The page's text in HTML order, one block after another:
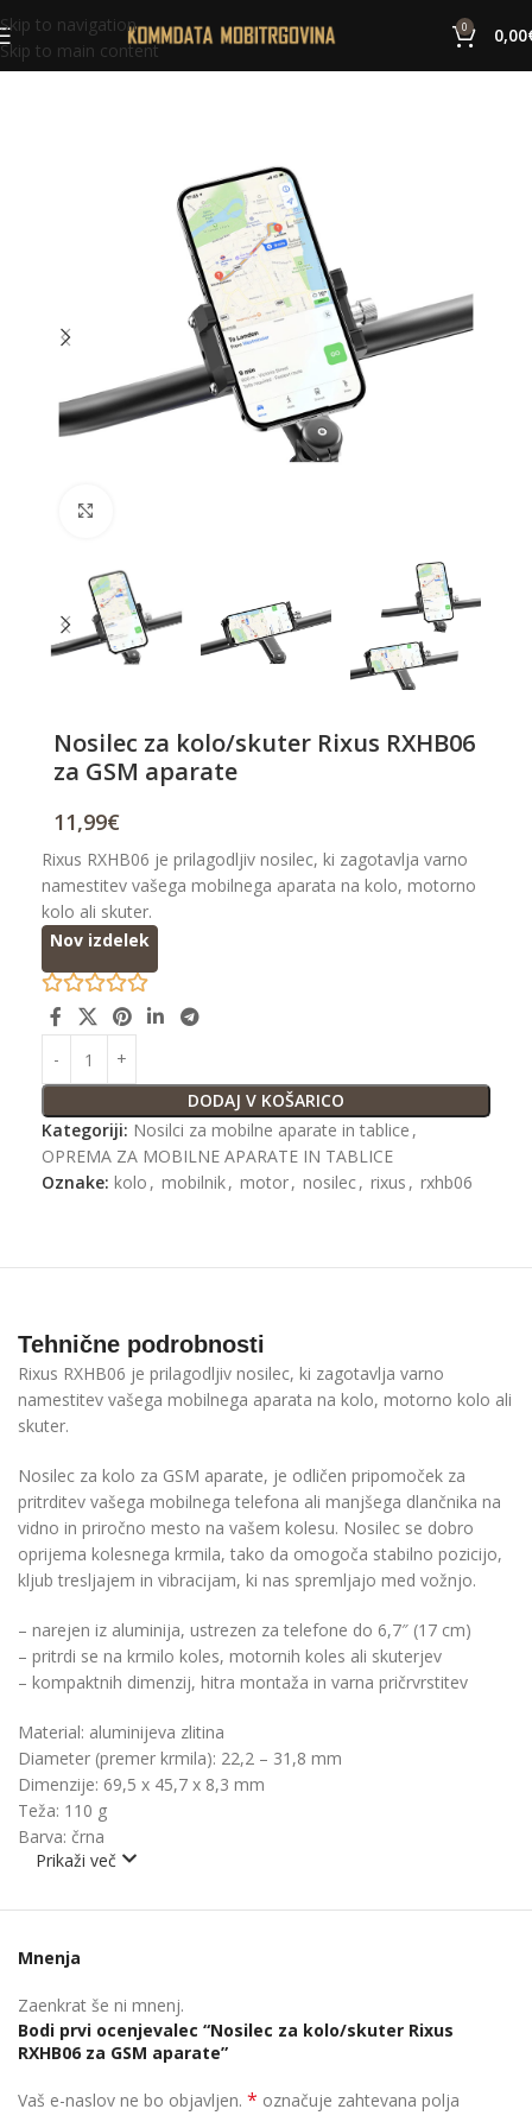
Skip to navigation
Skip to main content
0 0,00
Nosilec za kolo/skuter Rixus RXHB06
za GSM aparate
11,99€
Rixus RXHB06 je prilagodljiv nosilec, ki zagotavlja varno
namestitev vašega mobilnega aparata na kolo, motorno
kolo ali skuter.
DODAJ V KOŠARICO
Nov izdelek
Kategoriji: Nosilci za mobilne aparate in tablice ,
OPREMA ZA MOBILNE APARATE IN TABLICE
Oznake: kolo , mobilnik, motor, nosilec, rixus , rxhb06
Tehnične podrobnosti
Rixus RXHB06 je prilagodljiv nosilec, ki zagotavlja varno
namestitev vašega mobilnega aparata na kolo, motorno kolo ali
skuter.
Nosilec za kolo za GSM aparate, je odličen pripomoček za
pritrditev vašega mobilnega telefona ali manjšega dlančnika na
vidno in priročno mesto na vašem kolesu. Nosilec se dobro
oprijema kolesnega krmila, tako da omogoča stabilno pozicijo,
kljub tresljajem in vibracijam, ki nas spremljajo med vožnjo.
– narejen iz aluminija, ustrezen za telefone do 6,7″ (17 cm)
– pritrdi se na krmilo koles, motornih koles ali skuterjev
– kompaktnih dimenzij, hitra montaža in varna pričrvrstitev
Material: aluminijeva zlitina
Diameter (premer krmila): 22,2 – 31,8 mm
Dimenzije: 69,5 x 45,7 x 8,3 mm
Teža: 110 g
Barva: črna
Prikaži več
Mnenja
Zaenkrat še ni mnenj.
Bodi prvi ocenjevalec “Nosilec za kolo/skuter Rixus
RXHB06 za GSM aparate”
Vaš e-naslov ne bo objavljen. * označuje zahtevana polja